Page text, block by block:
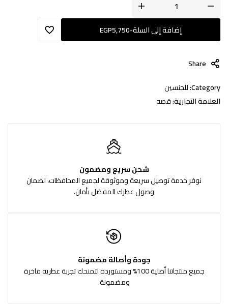
إضافة إلى السلة-
EGP5,750
Share
Category: للجنسين
العلامة التجارية:قصه
شحن سريع ومضمون
نوفر خدمة توصيل سريعة وموثوقة لجميع المحافظات، لضمان
وصول عطرك المفضل بأمان.
جودة وأصالة مضمونة
جميع منتجاتنا أصلية 100% ومستوردة لتمنحك تجربة عطرية فاخرة
ومضمونة.